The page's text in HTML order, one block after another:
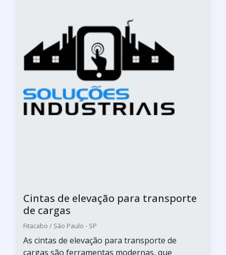
Cintas de elevação para transporte
de cargas
Fitacabo / São Paulo - SP
As cintas de elevação para transporte de
cargas são ferramentas modernas, que